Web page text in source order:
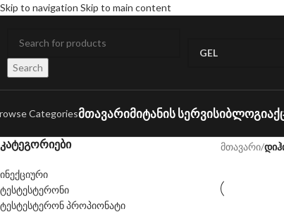
Skip to navigation Skip to main content
Search
CategoriesᲛᲗᲐᲕᲐᲠᲘᲛᲘᲢᲐᲜᲘᲡ ᲡᲔᲠᲕᲘᲡᲘᲑᲚᲝᲒᲘ
კატეგორიები
ინექციური
ტესტესტერონი
ტესტესტერონ პროპიონატი
მთავარი/